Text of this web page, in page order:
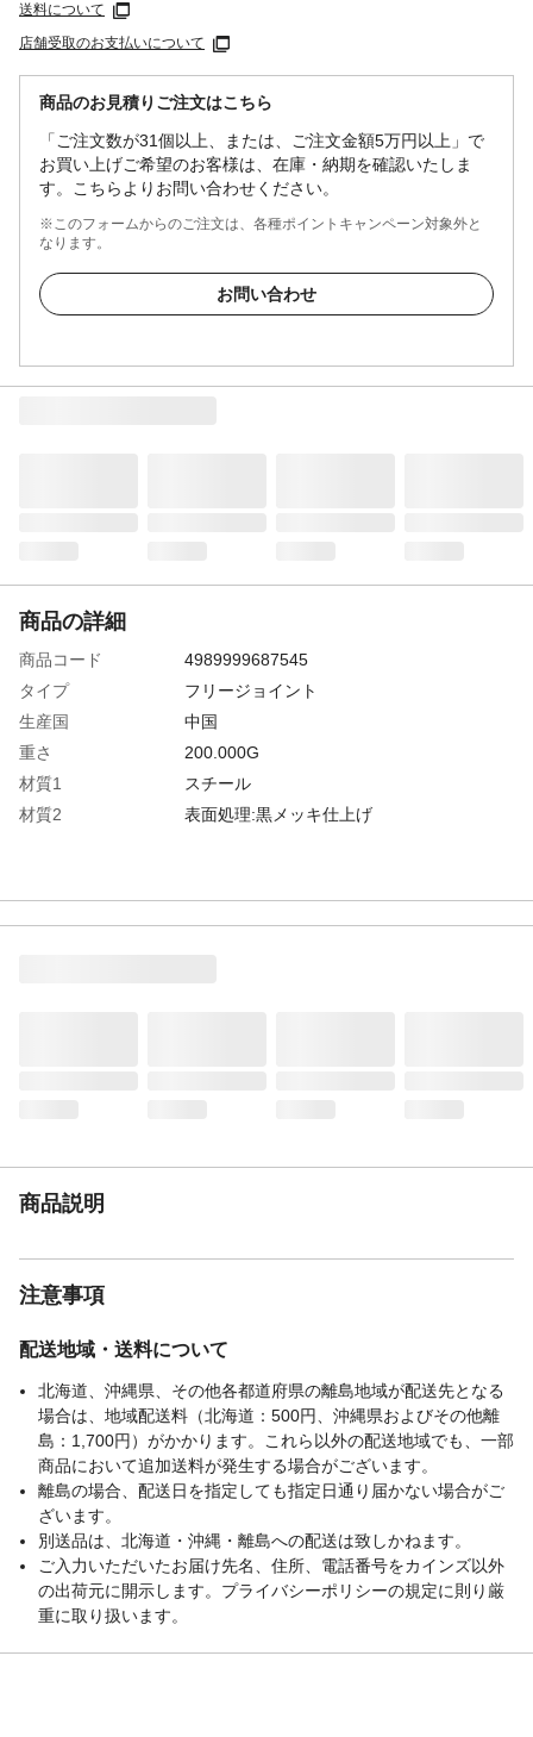
送料について
店舗受取のお支払いについて
商品のお見積りご注文はこちら
「ご注文数が31個以上、または、ご注文金額5万円以上」で
お買い上げご希望のお客様は、在庫・納期を確認いたしま
す。こちらよりお問い合わせください。
※このフォームからのご注文は、各種ポイントキャンペーン対象外と
なります。
お問い合わせ
商品の詳細
商品コード
4989999687545
タイプ
フリージョイント
生産国
中国
重さ
200.000G
材質1
スチール
材質2
表面処理:黒メッキ仕上げ
商品説明
注意事項
配送地域・送料について
北海道、沖縄県、その他各都道府県の離島地域が配送先となる
場合は、地域配送料（北海道：500円、沖縄県およびその他離
島：1,700円）がかかります。これら以外の配送地域でも、一部
商品において追加送料が発生する場合がございます。
離島の場合、配送日を指定しても指定日通り届かない場合がご
ざいます。
別送品は、北海道・沖縄・離島への配送は致しかねます。
ご入力いただいたお届け先名、住所、電話番号をカインズ以外
の出荷元に開示します。プライバシーポリシーの規定に則り厳
重に取り扱います。